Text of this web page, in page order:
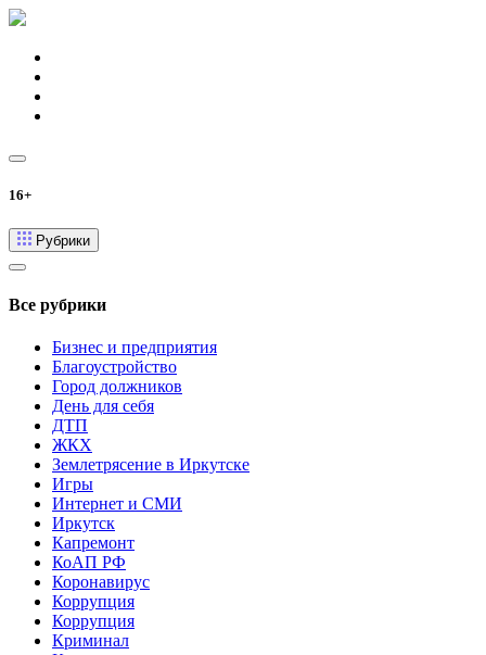
16+
Рубрики
Все рубрики
Бизнес и предприятия
Благоустройство
Город должников
День для себя
ДТП
ЖКХ
Землетрясение в Иркутске
Игры
Интернет и СМИ
Иркутск
Капремонт
КоАП РФ
Коронавирус
Коррупция
Коррупция
Криминал